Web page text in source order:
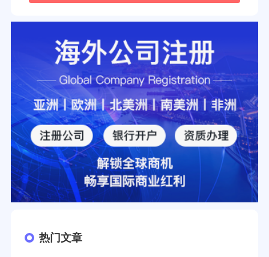
热门文章